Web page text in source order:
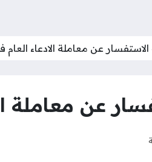
عن معاملة الادعاء
عن معاملة